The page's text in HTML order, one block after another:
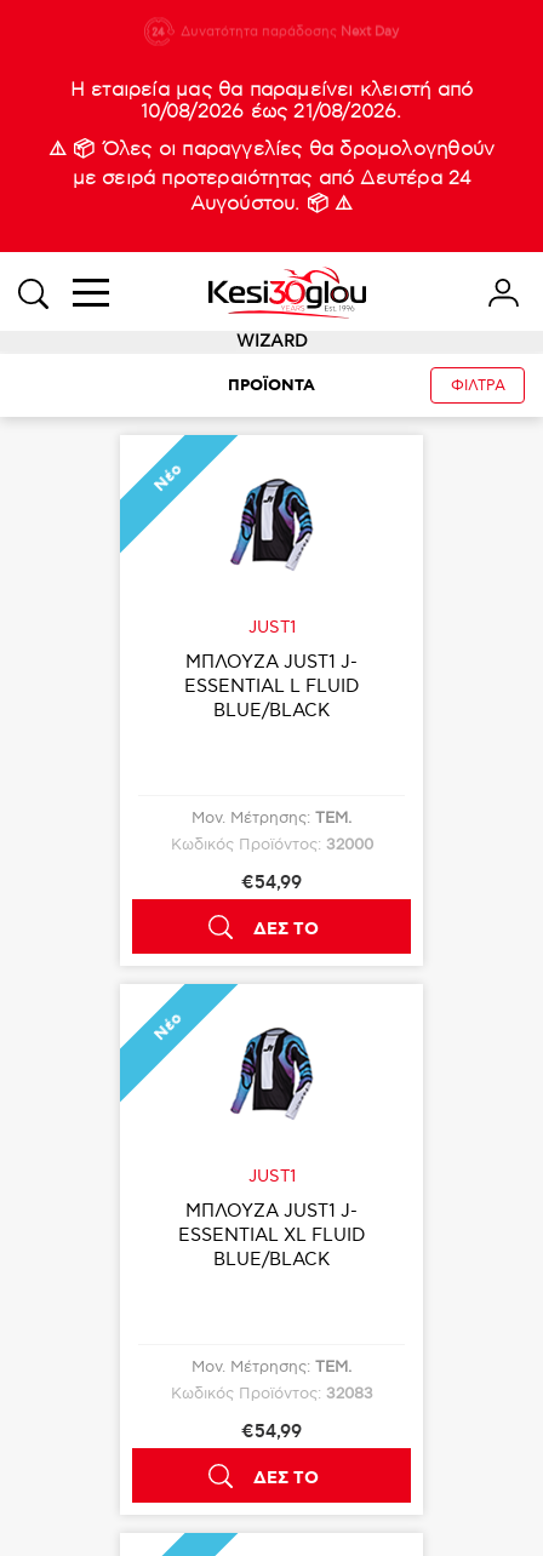
933
Δυνατότητα παράδοσης Next Day
Νέες
Η εταιρεία μας θα παραμείνει κλειστή από
10/08/2026 έως 21/08/2026.
⚠️ 📦 Όλες οι παραγγελίες θα δρομολογηθούν
με σειρά προτεραιότητας από Δευτέρα 24
Αυγούστου. 📦 ⚠️
WIZARD
ΠΡΟΪΟΝΤΑ ΦΙΛΤΡΑ
Νέο
JUST1
ΜΠΛΟΥΖΑ JUST1 J-
ESSENTIAL L FLUID
BLUE/BLACK
Μον. Μέτρησης: ΤΕΜ.
Κωδικός Προϊόντος: 32000
€54,99
ΔΕΣ ΤΟ
Νέο
JUST1
ΜΠΛΟΥΖΑ JUST1 J-
ESSENTIAL XL FLUID
BLUE/BLACK
Μον. Μέτρησης: ΤΕΜ.
Κωδικός Προϊόντος: 32083
€54,99
ΔΕΣ ΤΟ